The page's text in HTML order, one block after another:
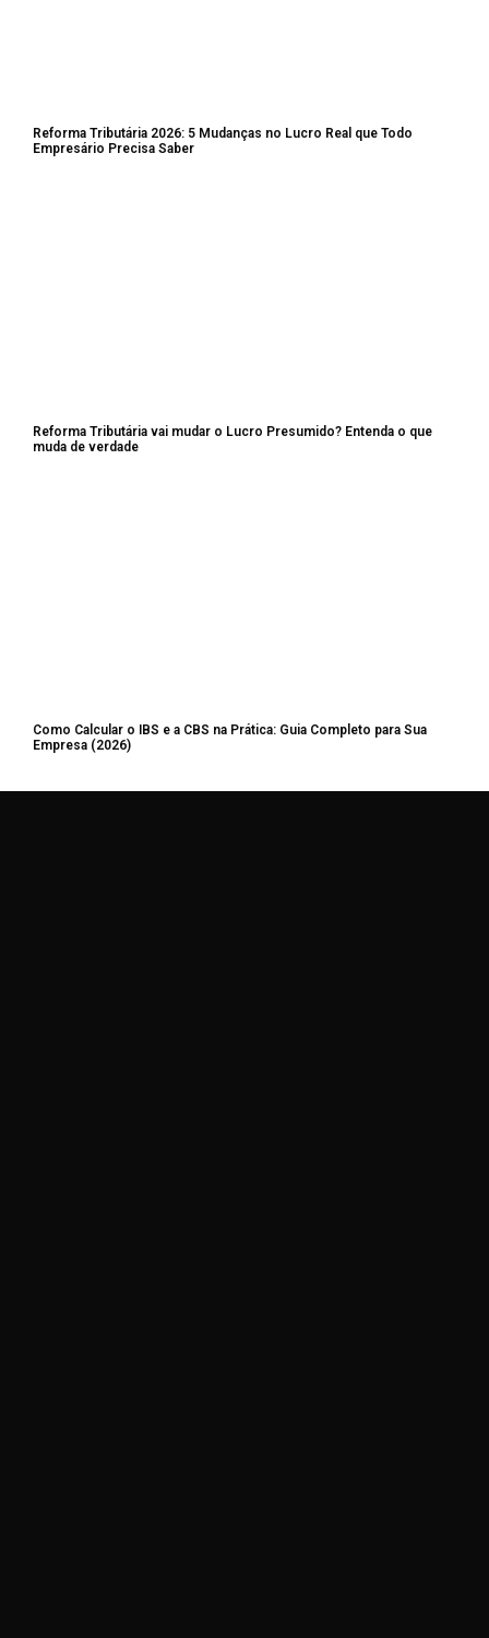
Reforma Tributária 2026: 5 Mudanças no Lucro Real que Todo
Empresário Precisa Saber
Reforma Tributária vai mudar o Lucro Presumido? Entenda o que
muda de verdade
Como Calcular o IBS e a CBS na Prática: Guia Completo para Sua
Empresa (2026)